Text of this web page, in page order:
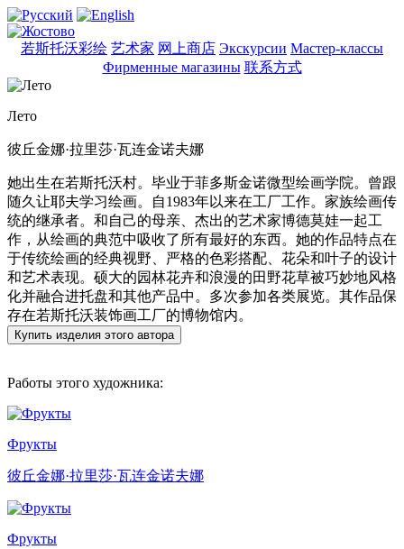
若斯托沃彩绘 艺术家 网上商店 Экскурсии Мастер-классы
Фирменные магазины 联系方式
Лето
彼丘金娜·拉里莎·瓦连金诺夫娜
她出生在若斯托沃村。毕业于菲多斯金诺微型绘画学院。曾跟
随久让耶夫学习绘画。自1983年以来在工厂工作。家族绘画传
统的继承者。和自己的母亲、杰出的艺术家博德莫娃一起工
作，从绘画的典范中吸收了所有最好的东西。她的作品特点在
于传统绘画的经典视野、严格的色彩搭配、花朵和叶子的设计
和艺术表现。硕大的园林花卉和浪漫的田野花草被巧妙地风格
化并融合进托盘和其他产品中。多次参加各类展览。其作品保
存在若斯托沃装饰画工厂的博物馆内。
Купить изделия этого автора
Работы этого художника:
Фрукты
彼丘金娜·拉里莎·瓦连金诺夫娜
Фрукты